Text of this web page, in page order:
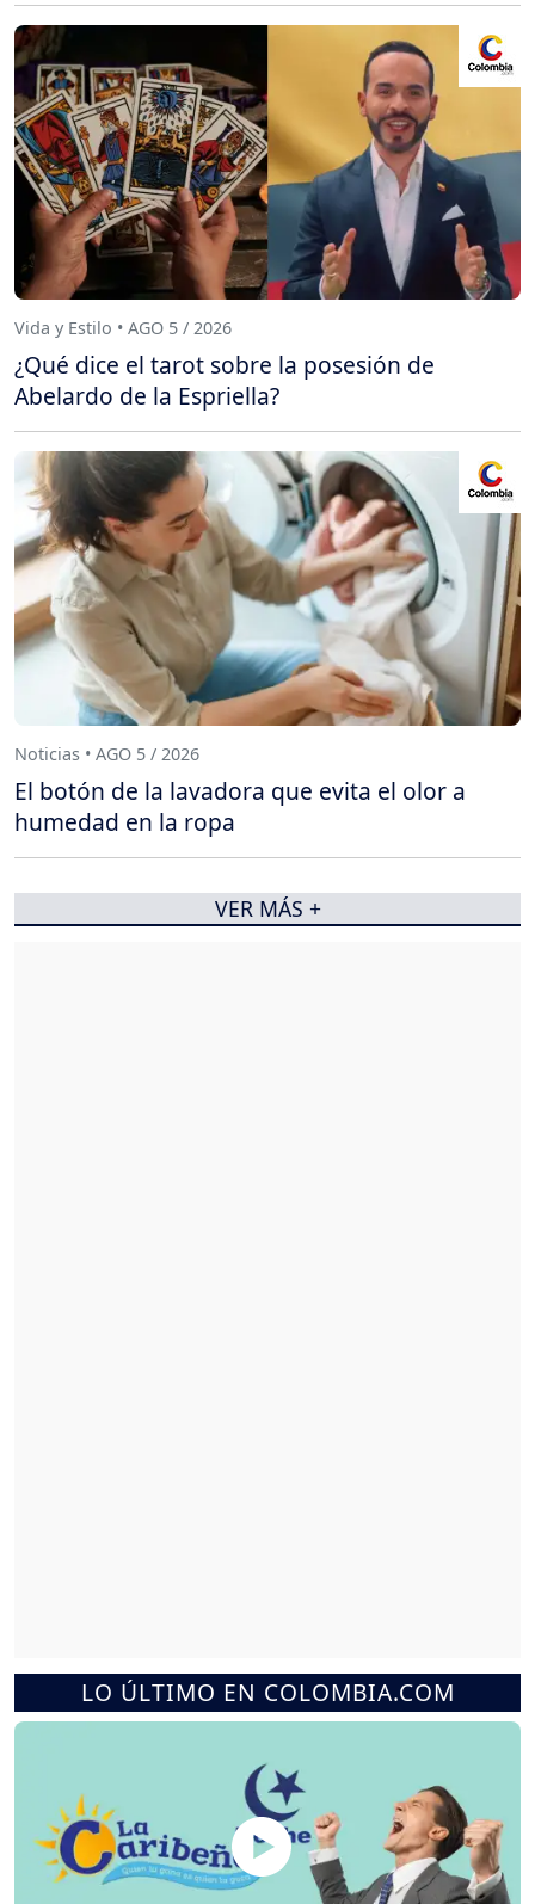
LO ÚLTIMO EN COLOMBIA.COM
Vida y Estilo • AGO 5 / 2026
¿Qué dice el tarot sobre la posesión de
Abelardo de la Espriella?
Noticias • AGO 5 / 2026
El botón de la lavadora que evita el olor a
humedad en la ropa
VER MÁS +